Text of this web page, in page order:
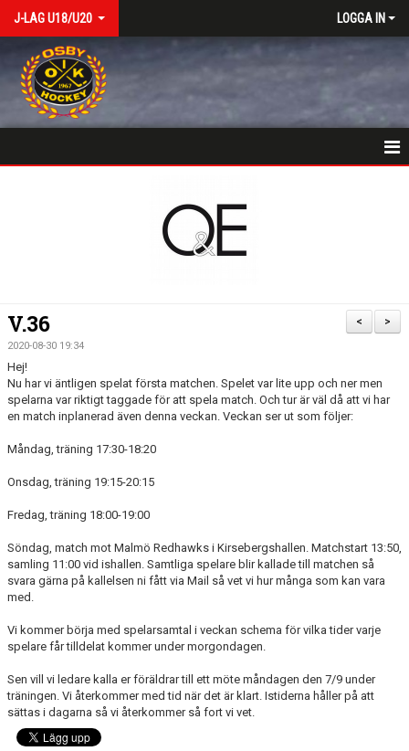
J-LAG U18/U20 LOGGA IN
TRUPPEN
BILDGALLERI
DOKUMENT
KONTAKT
>
<
V.36
2020-08-30 19:34
Hej!
Nu har vi äntligen spelat första matchen. Spelet var lite upp och ner men
spelarna var riktigt taggade för att spela match. Och tur är väl då att vi har
en match inplanerad även denna veckan. Veckan ser ut som följer:
Måndag, träning 17:30-18:20
Onsdag, träning 19:15-20:15
Fredag, träning 18:00-19:00
Söndag, match mot Malmö Redhawks i Kirsebergshallen. Matchstart 13:50,
samling 11:00 vid ishallen. Samtliga spelare blir kallade till matchen så
svara gärna på kallelsen ni fått via Mail så vet vi hur många som kan vara
med.
Vi kommer börja med spelarsamtal i veckan schema för vilka tider varje
spelare får tilldelat kommer under morgondagen.
Sen vill vi ledare kalla er föräldrar till ett möte måndagen den 7/9 under
träningen. Vi återkommer med tid när det är klart. Istiderna håller på att
sättas i dagarna så vi återkommer så fort vi vet.